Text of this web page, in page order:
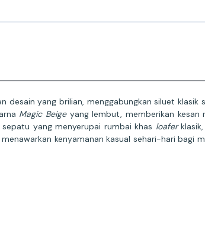
desain yang brilian, menggabungkan siluet klasik
Magic Beigeyang lembut, memberikan kesan
yang menyerupai rumbai khas loaferklasik,
kenyamanan kasual sehari-hari bagi